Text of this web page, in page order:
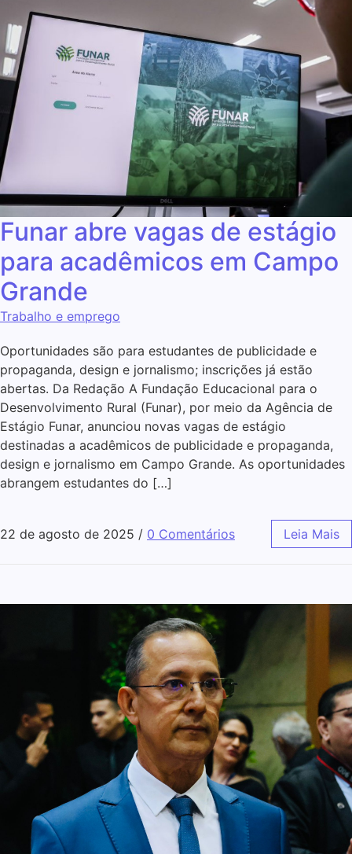
Funar abre vagas de estágio
para acadêmicos em Campo
Grande
Trabalho e emprego
Oportunidades são para estudantes de publicidade e
propaganda, design e jornalismo; inscrições já estão
abertas. Da Redação A Fundação Educacional para o
Desenvolvimento Rural (Funar), por meio da Agência de
Estágio Funar, anunciou novas vagas de estágio
destinadas a acadêmicos de publicidade e propaganda,
design e jornalismo em Campo Grande. As oportunidades
abrangem estudantes do […]
22 de agosto de 2025 / 0 Comentários Leia Mais